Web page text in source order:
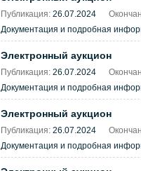
Публикация: 26.07.2024
Документация и подробная
Электронный аукцион
Публикация: 26.07.2024
Документация и подробная
Электронный аукцион
Публикация: 26.07.2024
Документация и подробная